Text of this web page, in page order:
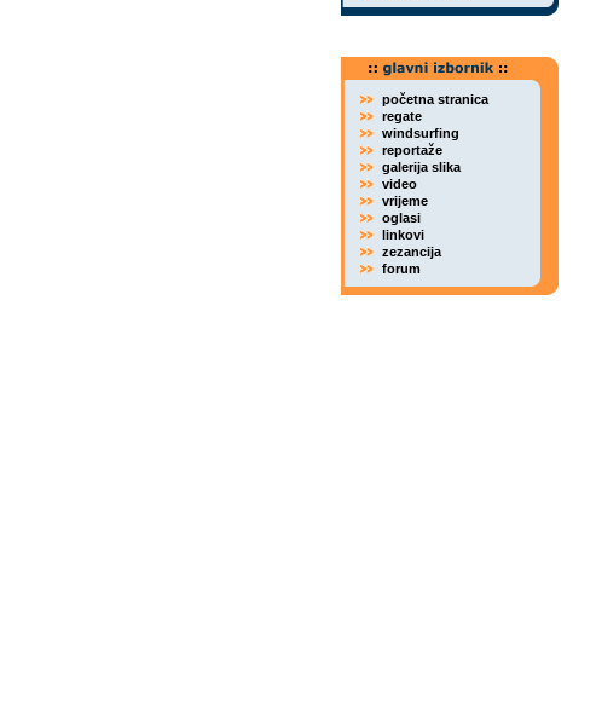
početna stranica
regate
windsurfing
reportaže
galerija slika
video
vrijeme
oglasi
linkovi
zezancija
forum